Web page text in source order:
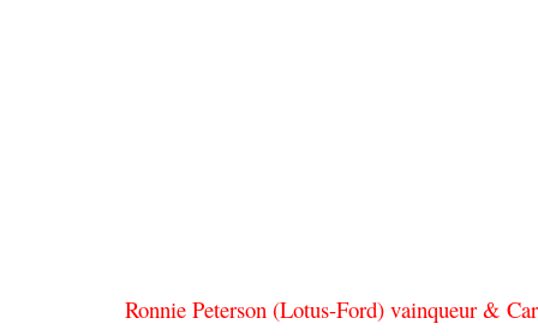
Ronnie Peterson (Lotus-Ford) vainqueur &